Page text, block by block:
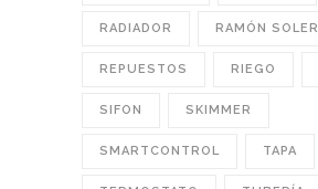
RADIADOR RAMÓN SOLER
REPUESTOS RIEGO
SIFON SKIMMER
SMARTCONTROL TAPA